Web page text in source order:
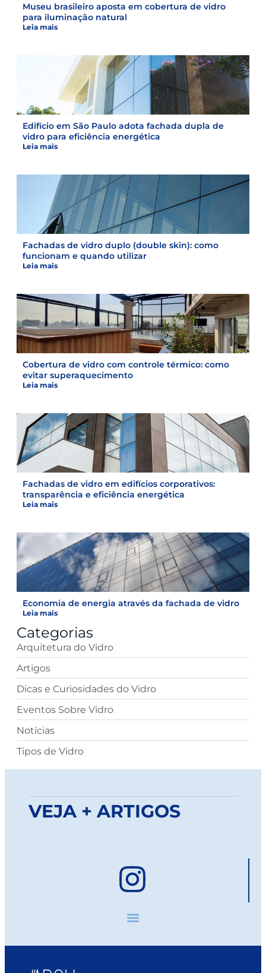
Museu brasileiro aposta em cobertura de vidro
para iluminação natural
Leia mais
Edifício em São Paulo adota fachada dupla de
vidro para eficiência energética
Leia mais
Fachadas de vidro duplo (double skin): como
funcionam e quando utilizar
Leia mais
Cobertura de vidro com controle térmico: como
evitar superaquecimento
Leia mais
Fachadas de vidro em edifícios corporativos:
transparência e eficiência energética
Leia mais
Economia de energia através da fachada de vidro
Leia mais
Categorias
Arquitetura do Vidro
Artigos
Dicas e Curiosidades do Vidro
Eventos Sobre Vidro
Notícias
Tipos de Vidro
VEJA + ARTIGOS